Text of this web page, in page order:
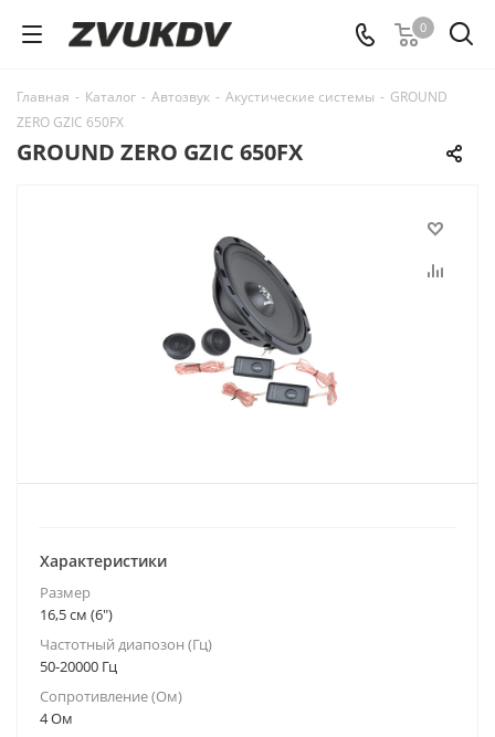
0
Главная - Каталог - Автозвук - Акустические системы - GROUND
ZERO GZIC 650FX
GROUND ZERO GZIC 650FX
Характеристики
Размер
16,5 см (6")
Частотный диапозон (Гц)
50-20000 Гц
Сопротивление (Ом)
4 Ом